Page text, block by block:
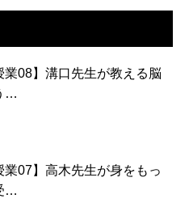
業08】溝口先生が教える脳
…
業07】高木先生が身をもっ
…